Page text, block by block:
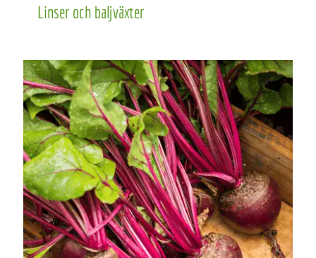
Linser och baljväxter
Linser och baljväxter